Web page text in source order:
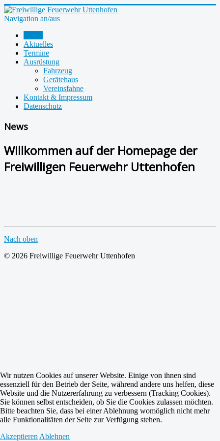
Navigation an/aus
Aktuelles
Termine
Ausrüstung
Fahrzeug
Gerätehaus
Vereinsfahne
Kontakt & Impressum
Datenschutz
News
Willkommen auf der Homepage der
Freiwilligen Feuerwehr Uttenhofen
Nach oben
© 2026 Freiwillige Feuerwehr Uttenhofen
Wir nutzen Cookies auf unserer Website. Einige von ihnen sind
essenziell für den Betrieb der Seite, während andere uns helfen, diese
Website und die Nutzererfahrung zu verbessern (Tracking Cookies).
Sie können selbst entscheiden, ob Sie die Cookies zulassen möchten.
Bitte beachten Sie, dass bei einer Ablehnung womöglich nicht mehr
alle Funktionalitäten der Seite zur Verfügung stehen.
Akzeptieren Ablehnen